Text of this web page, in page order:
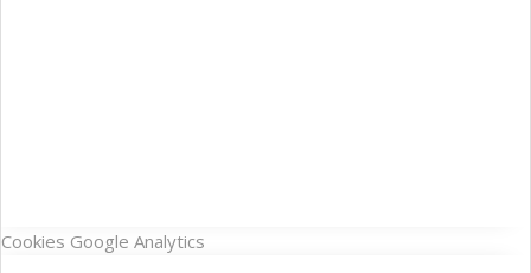
Cookies Google Analytics